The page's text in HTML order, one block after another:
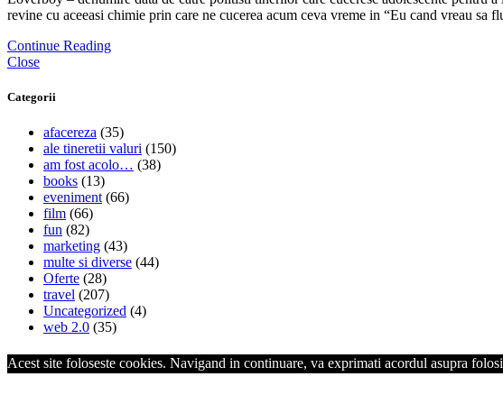
revine cu aceeasi chimie prin care ne cucerea acum ceva vreme in “Eu cand vreau
Continue Reading
Close
Categorii
afacereza (35)
ale tineretii valuri (150)
am fost acolo… (38)
books (13)
eveniment (66)
film (66)
fun (82)
marketing (43)
multe si diverse (44)
Oferte (28)
travel (207)
Uncategorized (4)
web 2.0 (35)
Acest site foloseste cookies. Navigand in continuare, va exprimati acordul asupra